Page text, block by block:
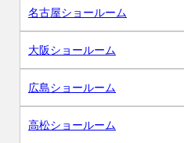
名古屋ショールーム
大阪ショールーム
広島ショールーム
高松ショールーム